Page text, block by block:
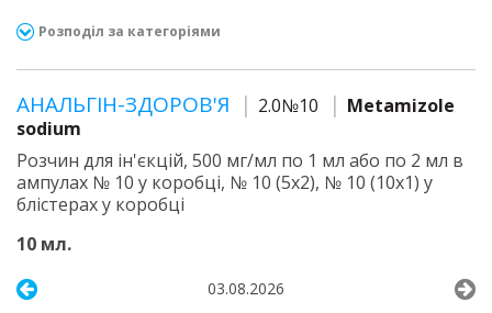
Розподіл за категоріями
АНАЛЬГІН-ЗДОРОВ'Я 2.0№10
Metamizole
sodium
Розчин для ін'єкцій, 500 мг/мл по 1 мл або по 2 мл в
ампулах № 10 у коробці, № 10 (5х2), № 10 (10х1) у
блістерах у коробці
10 мл.
03.08.2026